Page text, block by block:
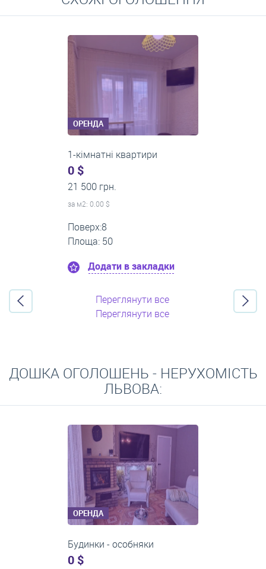
Середні ціни на довготривалу оренду квартир, особняків,
кімнат
ОРЕНДА
1-кімнатні квартири
0 $
13 000 грн.
за м2: 0.00 $
Поверх:3
Площа: 40
Додати в закладки
Переглянути все
Переглянути все
ДОШКА ОГОЛОШЕНЬ - НЕРУХОМІСТЬ
ЛЬВОВА:
ОРЕНДА
1-кімнатні квартири
0 $